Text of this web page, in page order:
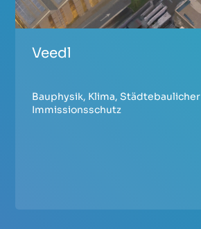
Veedl
Bauphysik, Klima, Städtebaulicher
Immissionsschutz